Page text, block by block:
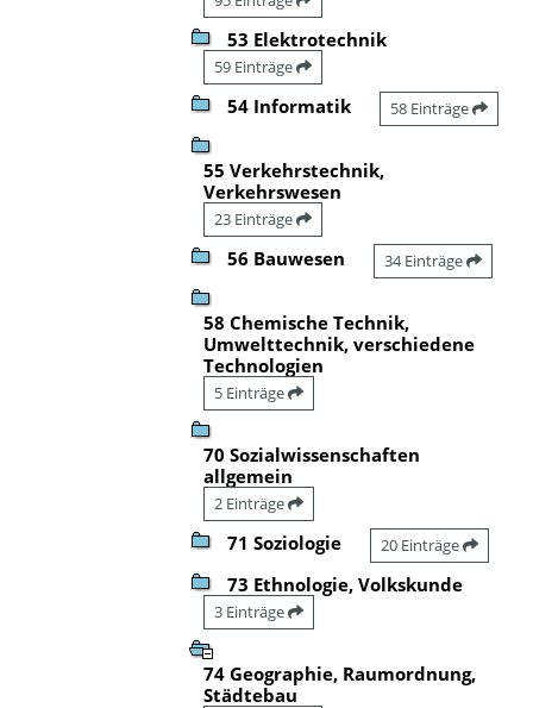
53 Elektrotechnik
59 Einträge
54 Informatik 58 Einträge
55 Verkehrstechnik,
Verkehrswesen
23 Einträge
56 Bauwesen 34 Einträge
58 Chemische Technik,
Umwelttechnik, verschiedene
Technologien
5 Einträge
70 Sozialwissenschaften
allgemein
2 Einträge
71 Soziologie 20 Einträge
73 Ethnologie, Volkskunde
3 Einträge
74 Geographie, Raumordnung,
Städtebau